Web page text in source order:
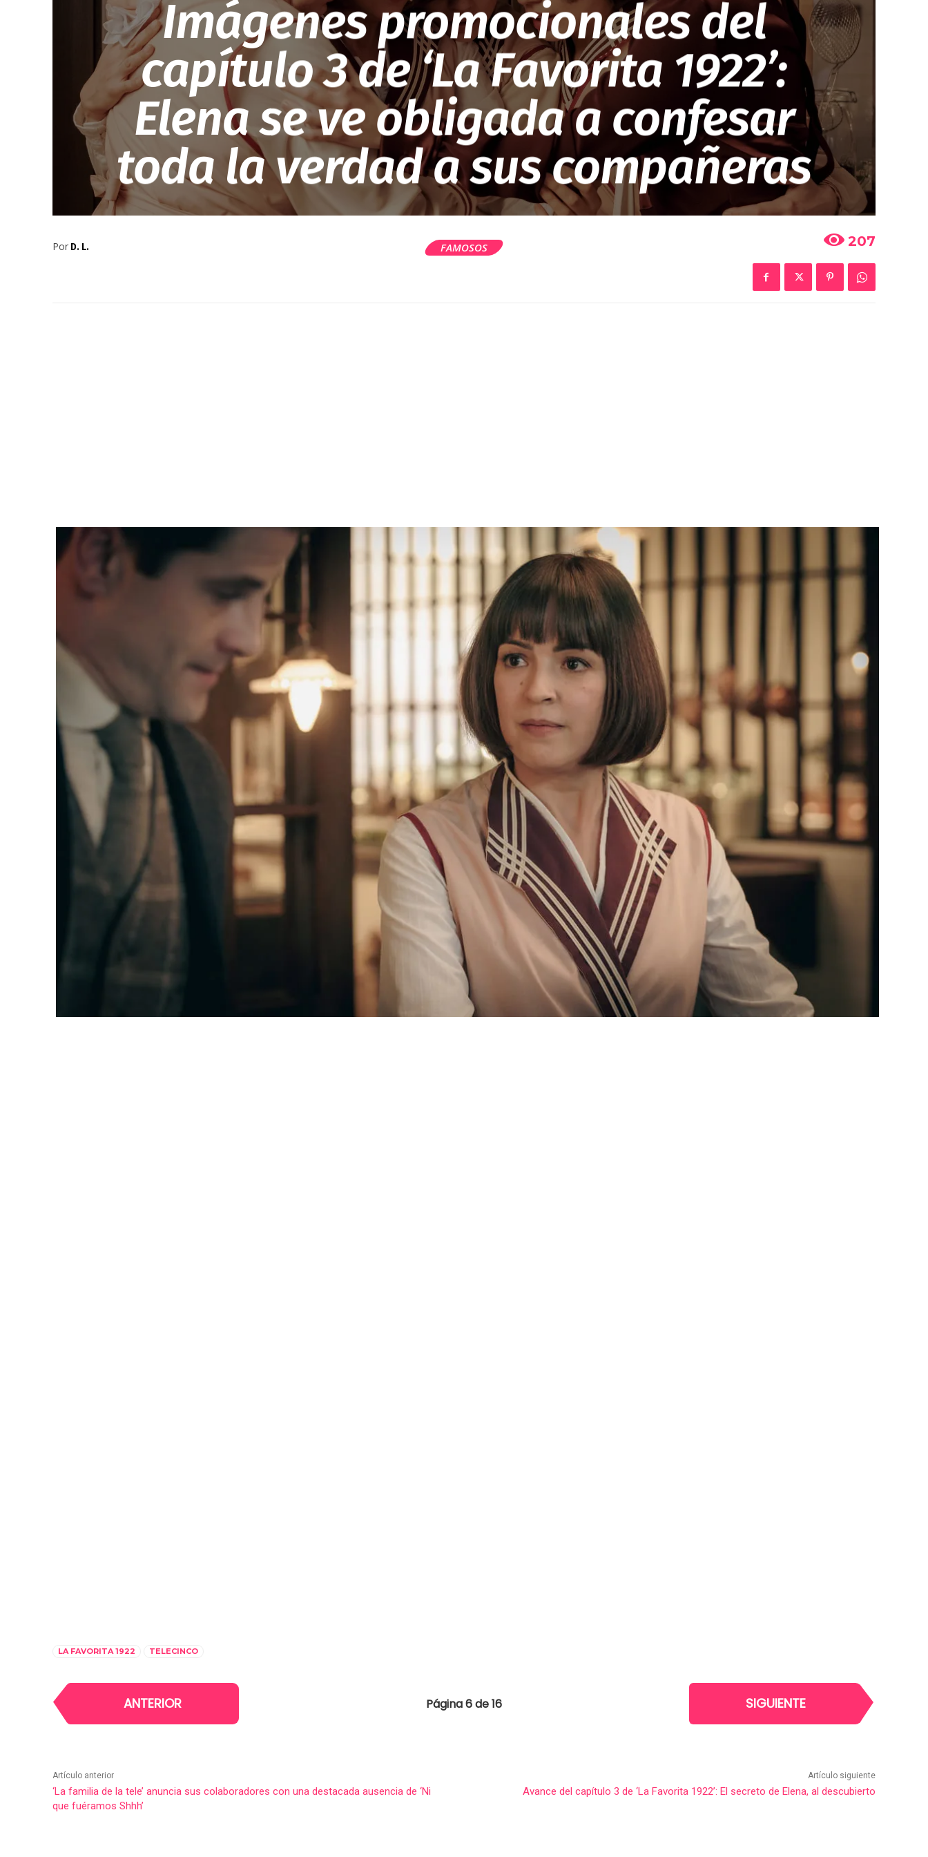
Imágenes promocionales del
capítulo 3 de ‘La Favorita 1922’:
Elena se ve obligada a confesar
toda la verdad a sus compañeras
Por D. L. FAMOSOS 207
LA FAVORITA 1922 TELECINCO
ANTERIOR Página 6 de 16 SIGUIENTE
Artículo anterior
‘La familia de la tele’ anuncia sus colaboradores con una destacada ausencia de ‘Ni
que fuéramos Shhh’
Artículo siguiente
Avance del capítulo 3 de ‘La Favorita 1922’: El secreto de Elena, al descubierto